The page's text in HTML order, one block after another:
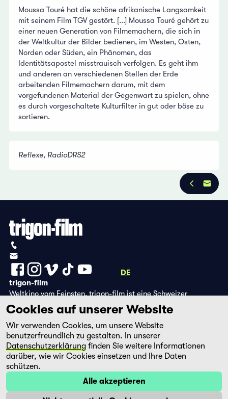
Moussa Touré hat die schöne afrikanische Langsamkeit
mit seinem Film TGV gestört. [...] Moussa Touré gehört zu
einer neuen Generation von Filmemachern, die sich in
der Weltkultur der Bilder bedienen, im Westen, Osten,
Norden oder Süden, ein Phänomen, das
Identitätsapostel misstrauisch verfolgen. Es geht ihm
und anderen an verschiedenen Stellen der Erde
arbeitenden Filmemachern darum, mit dem
vorgefundenen Material der Gegenwart zu spielen, ohne
es durch vorgeschaltete Kulturfilter in gut oder böse zu
sortieren.
Reflexe, RadioDRS2
DE
trigon-film
Weltkino vom Feinsten. trigon-film ist eine Schweizer
Filmstiftung, die seit 1988 sorgfältig ausgewählte Filme aus
Lateinamerika, Asien, Afrika und dem östlichen Europa im
Kino herausbringt und eine eigene DVD-Edition sowie die
Streaming-Plattform filmingo betreibt.
Cookies auf unserer Website
Wir verwenden Cookies, um unsere Website
benutzerfreundlich zu gestalten. In unserer
Datenschutzerklärung finden Sie weitere Informationen
darüber, wie wir Cookies einsetzen und Ihre Daten
schützen.
Alle akzeptieren